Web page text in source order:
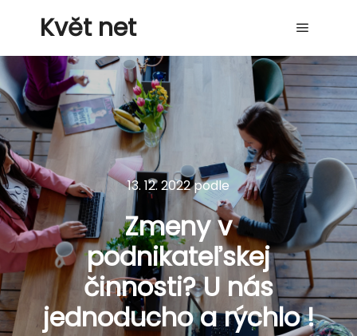
Květ net
13. 12. 2022podle
Zmeny v
podnikateľskej
činnosti? U nás
jednoducho a rýchlo !